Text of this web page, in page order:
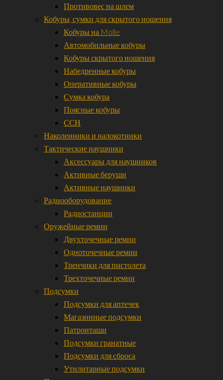
Противовес на шлем
Кобуры, сумки для скрытого ношения
Кобуры на Molle
Автомобильные кобуры
Кобуры скрытого ношения
Набедренные кобуры
Оперативные кобуры
Сумка кобура
Поясные кобуры
ССН
Наколенники и налокотники
Тактические наушники
Аксессуары для наушников
Активные беруши
Активные наушники
Радиооборудование
Радиостанции
Оружейные ремни
Двухточечные ремни
Одноточечные ремни
Тренчики для пистолета
Трехточечные ремни
Подсумки
Подсумки для аптечек
Магазинные подсумки
Патронташи
Подсумки гранатные
Подсумки для сброса
Утилитарные подсумки